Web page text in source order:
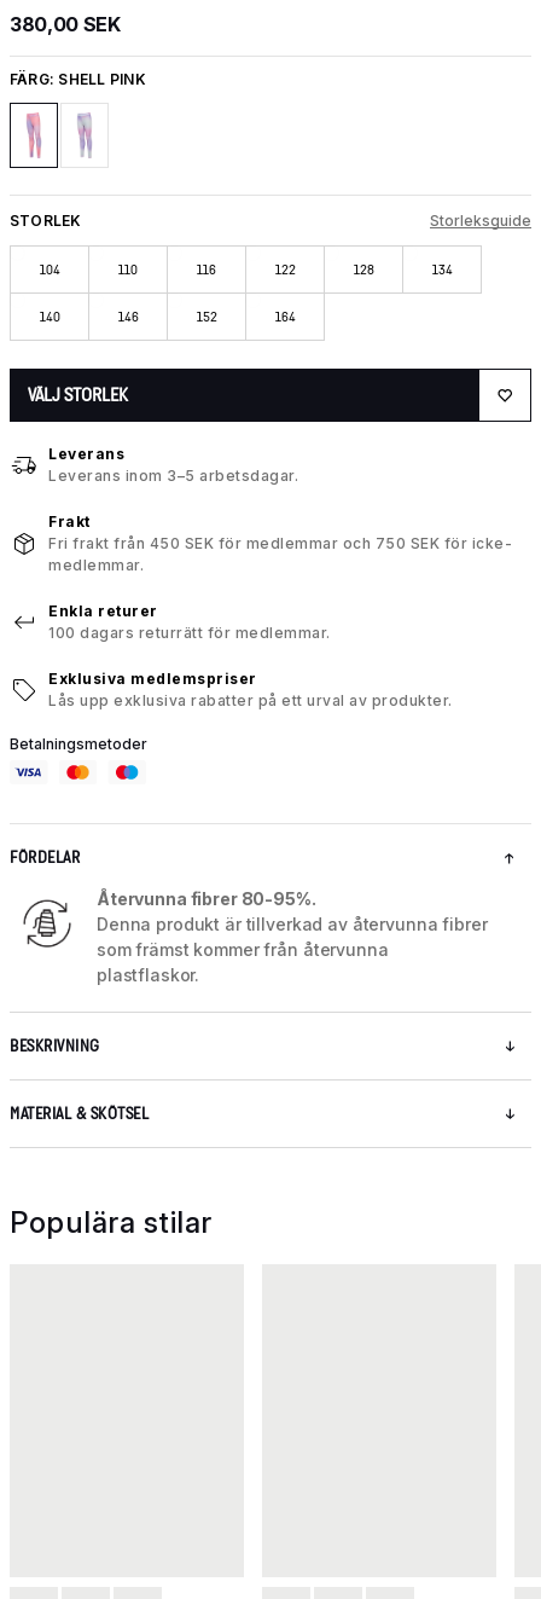
380,00 SEK
FÄRG: SHELL PINK
STORLEK Storleksguide
104 110 116 122 128 134
140 146 152 164
VÄLJ STORLEK
Leverans
Leverans inom 3–5 arbetsdagar.
Frakt
Fri frakt från 450 SEK för medlemmar och 750 SEK för icke-
medlemmar.
Enkla returer
100 dagars returrätt för medlemmar.
Exklusiva medlemspriser
Lås upp exklusiva rabatter på ett urval av produkter.
Betalningsmetoder
FÖRDELAR
Återvunna fibrer 80-95%.
Denna produkt är tillverkad av återvunna fibrer
som främst kommer från återvunna
plastflaskor.
BESKRIVNING
MATERIAL & SKÖTSEL
Populära stilar